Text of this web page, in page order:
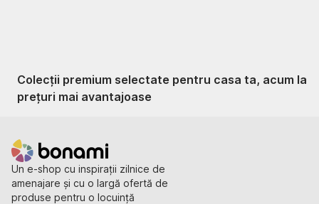
Colecții premium selectate pentru casa ta, acum la
prețuri mai avantajoase
Un e-shop cu inspirații zilnice de
amenajare și cu o largă ofertă de
produse pentru o locuință